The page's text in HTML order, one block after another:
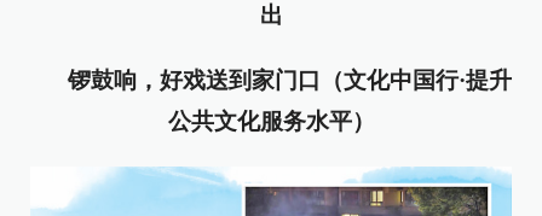
出
锣鼓响，好戏送到家门口（文化中国行·提升
公共文化服务水平）